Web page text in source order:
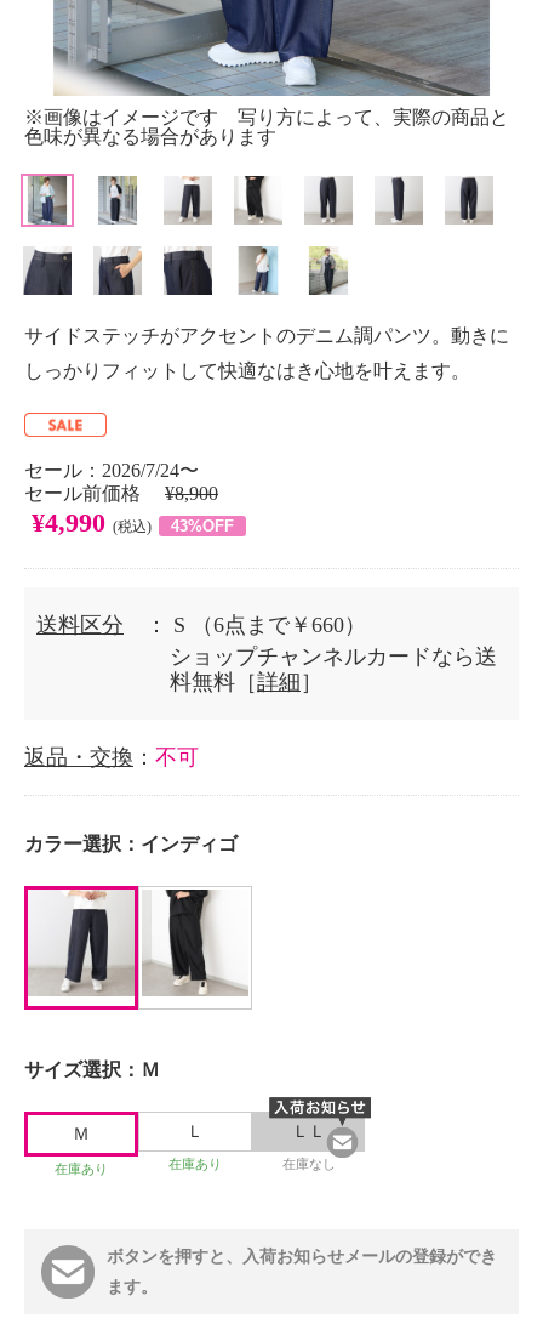
※画像はイメージです 写り方によって、実際の商品と
色味が異なる場合があります
サイドステッチがアクセントのデニム調パンツ。動きに
しっかりフィットして快適なはき心地を叶えます。
セール：2026/7/24〜
セール前価格 ¥8,900
¥4,990 (税込) 43%OFF
送料区分 ： S
（6点まで￥660）
ショップチャンネルカードなら送
料無料［詳細 ］
返品・交換 ： 不可
カラー選択： インディゴ
サイズ選択： Ｍ
Ｍ
在庫あり
Ｌ
在庫あり
ＬＬ
在庫なし
ボタンを押すと、入荷お知らせメールの登録ができ
ます。